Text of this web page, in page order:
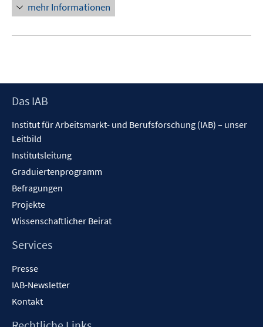
mehr Informationen
Footer
Das IAB
Institut für Arbeitsmarkt- und Berufsforschung (IAB) – unser
Leitbild
Institutsleitung
Graduiertenprogramm
Befragungen
Projekte
Wissenschaftlicher Beirat
Services
Presse
IAB-Newsletter
Kontakt